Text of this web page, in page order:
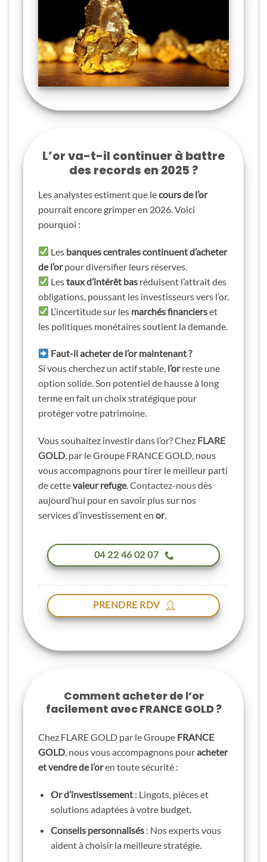
L’or va-t-il continuer à battre
des records en 2025 ?
Les analystes estiment que lecours de l’or
pourrait encore grimper en 2026. Voici
pourquoi :
Les banques centrales continuent d’acheter
de l’orpour diversifier leurs réserves.
Lestaux d’intérêt bas réduisent l’attrait des
obligations, poussant les investisseurs vers l’or.
L’incertitude sur les marchés financierset
les politiques monétaires soutient la demande.
Faut-il acheter de l’or maintenant ?
Si vous cherchez un actif stable, l’orreste une
option solide. Son potentiel de hausse à long
terme en fait un choix stratégique pour
protéger votre patrimoine.
Vous souhaitez investir dans l’or? Chez FLARE
GOLD, par le Groupe FRANCE GOLD, nous
vous accompagnons pour tirer le meilleur parti
de cettevaleur refuge.Contactez-nousdès
aujourd’hui pour en savoir plus sur nos
services d’investissement en or.
04 22 46 02 07
PRENDRE RDV
Comment acheter de l’or
facilement avec FRANCE GOLD ?
Chez FLARE GOLD par le Groupe FRANCE
GOLD, nous vous accompagnons pouracheter
et vendre de l’oren toute sécurité :
Or d’investissement: Lingots, pièces et
solutions adaptées à votre budget.
Conseils personnalisés: Nos experts vous
aident à choisir la meilleure stratégie.